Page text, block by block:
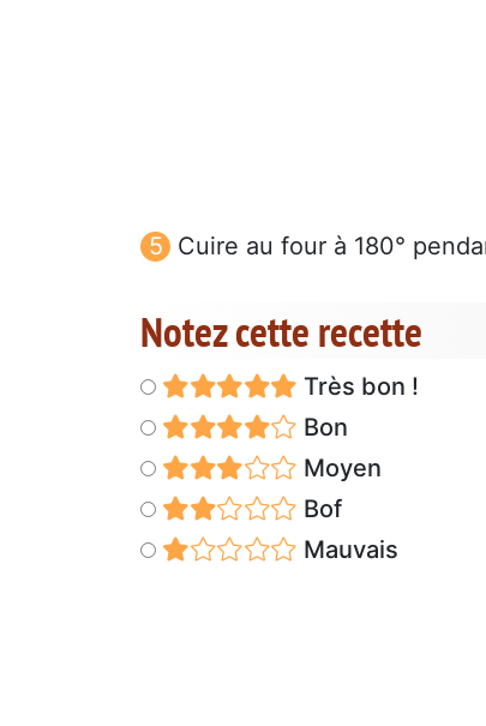
Cuire au four à 180°
Notez cette recette
Très bon !
Bon
Moyen
Bof
Mauvais